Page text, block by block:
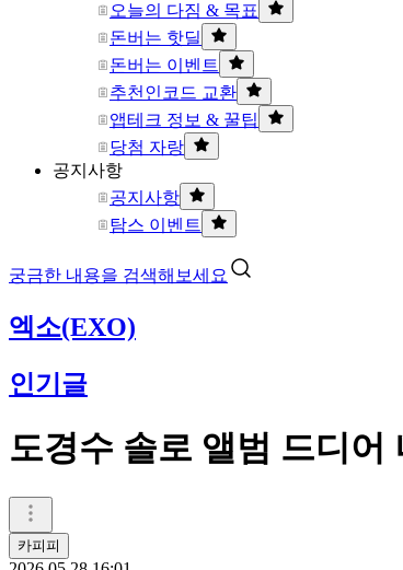
오늘의 다짐 & 목표
돈버는 핫딜
돈버는 이벤트
추천인코드 교환
앱테크 정보 & 꿀팁
당첨 자랑
공지사항
공지사항
탐스 이벤트
궁금한 내용을 검색해보세요
엑소(EXO)
인기글
도경수 솔로 앨범 드디어
카피피